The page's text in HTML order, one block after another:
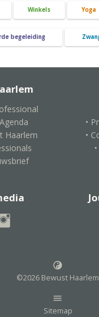
Winkels Yoga
begeleiding
Haarlem
•
•
©2026 Bewust Haarlem
Sitemap